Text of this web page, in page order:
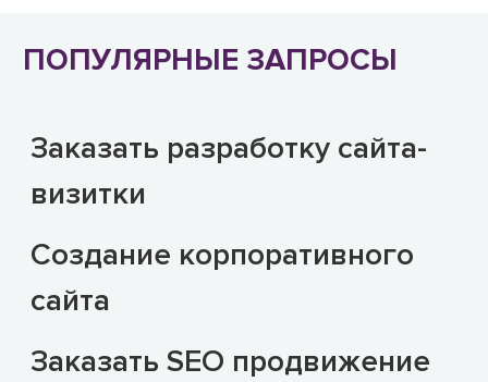
языков программирования
сроки, на нужном для вас языке,
платформе, cms, frameworks и
ПОПУЛЯРНЫЕ ЗАПРОСЫ
Заказать разработку сайта-
визитки
Создание корпоративного
сайта
Заказать SEO продвижение